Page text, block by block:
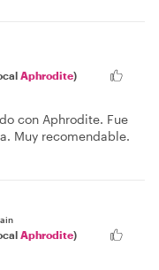
Aphrodite)
con Aphrodite. Fue
Muy recomendable.
Aphrodite)